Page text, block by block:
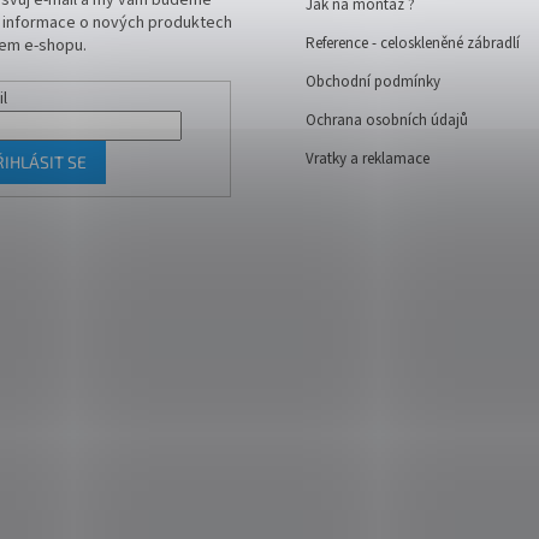
o nových produktech
e-shopu.
SE
Jak na montáž ?
Reference - celoskleněné zábradlí
Obchodní podmínky
Ochrana osobních údajů
Vratky a reklamace